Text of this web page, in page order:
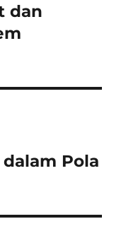
dan
Pola